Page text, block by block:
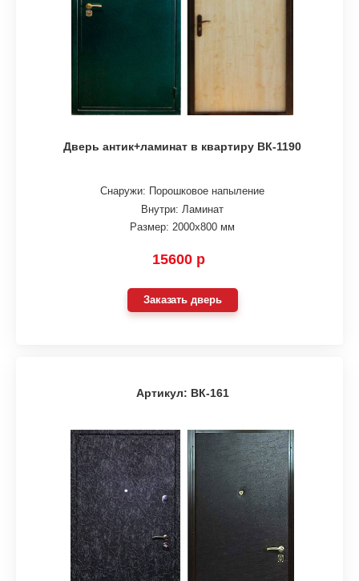
Дверь антик+ламинат в квартиру ВК-1190
Снаружи: Порошковое напыление
Внутри: Ламинат
Размер: 2000х800 мм
15600 р
Заказать дверь
Артикул: ВК-161